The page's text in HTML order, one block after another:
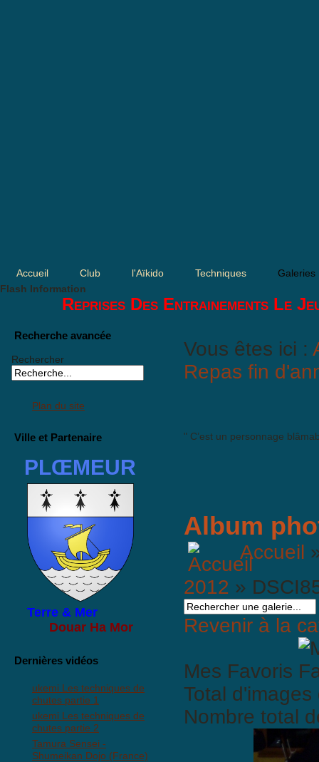
Accueil Club l'Aïkido Techniques
Galeries
Flash Information
Reprises Des Entrainements Le
Recherche avancée
Rechercher
Plan du site
Ville et Partenaire
PLŒMEUR
Terre & Mer
Douar Ha Mor
Dernières vidéos
ukemi Les techniques de
chutes partie 1
ukemi Les techniques de
chutes partie 2
Tamura Sensei -
Shumeikan Dojo (France)
Vous êtes ici :
Repas fin
" C’est un personnage
Album
Accueil
2012 »
Revenir à la
Mes Favoris
Total
Nombre total